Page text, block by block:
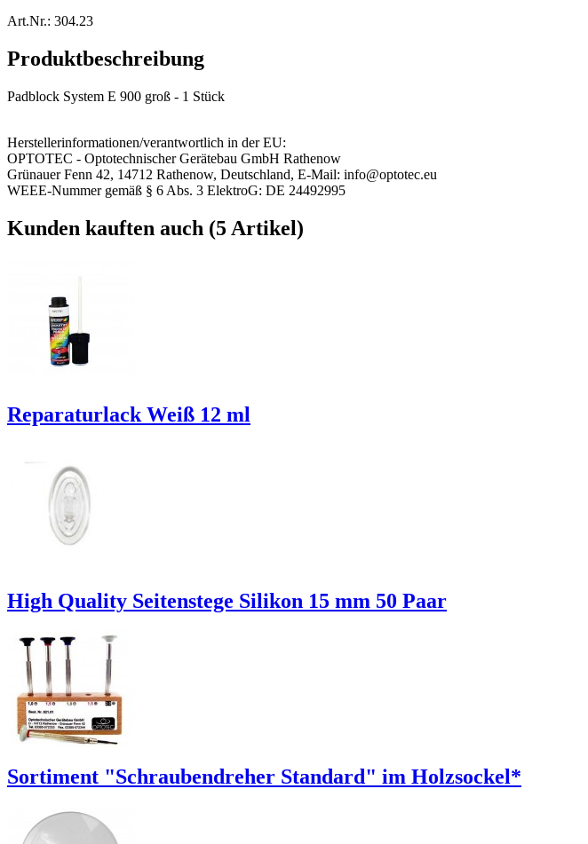
Art.Nr.: 304.23
Produktbeschreibung
Padblock System E 900 groß - 1 Stück
Herstellerinformationen/verantwortlich in der EU:
OPTOTEC - Optotechnischer Gerätebau GmbH Rathenow
Grünauer Fenn 42, 14712 Rathenow, Deutschland, E-Mail: info@optotec.eu
WEEE-Nummer gemäß § 6 Abs. 3 ElektroG: DE 24492995
Kunden kauften auch (5 Artikel)
Reparaturlack Weiß 12 ml
High Quality Seitenstege Silikon 15 mm 50 Paar
Sortiment "Schraubendreher Standard" im Holzsockel*